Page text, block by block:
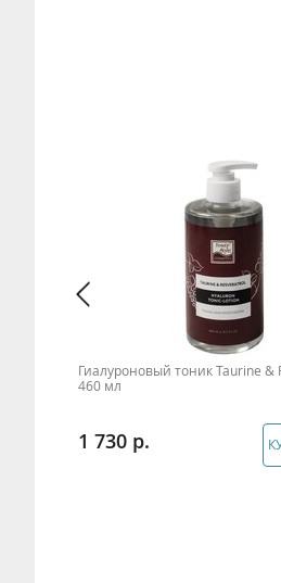
Гиалуроновый тоник Taurine &
460 мл
1 730